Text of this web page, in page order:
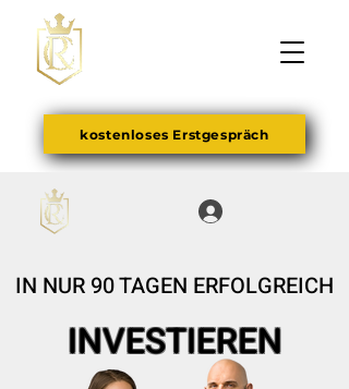
kostenloses Erstgespräch
IN NUR 90 TAGEN ERFOLGREICH
INVESTIEREN